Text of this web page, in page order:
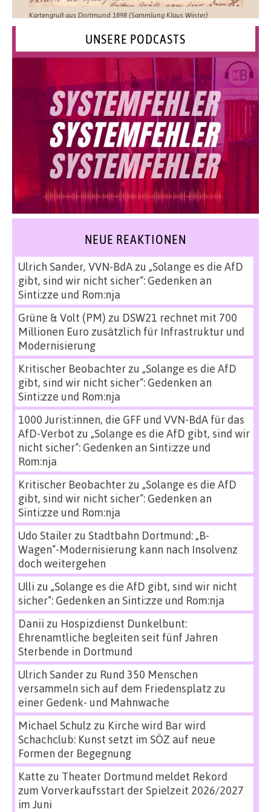
Kartengruß aus Dortmund 1898 (Sammlung Klaus Winter)
UNSERE PODCASTS
NEUE REAKTIONEN
Ulrich Sander, VVN-BdAzu „Solange es die AfD
gibt, sind wir nicht sicher“: Gedenken an
Sinti:zze und Rom:nja
Grüne & Volt (PM) zu DSW21 rechnet mit 700
Millionen Euro zusätzlich für Infrastruktur und
Modernisierung
Kritischer Beobachterzu „Solange es die AfD
gibt, sind wir nicht sicher“: Gedenken an
Sinti:zze und Rom:nja
1000 Jurist:innen, die GFF und VVN-BdA für das
AfD-Verbot zu „Solange es die AfD gibt, sind wir
nicht sicher“: Gedenken an Sinti:zze und
Rom:nja
Kritischer Beobachterzu „Solange es die AfD
gibt, sind wir nicht sicher“: Gedenken an
Sinti:zze und Rom:nja
Udo Stailerzu Stadtbahn Dortmund: „B-
Wagen“-Modernisierung kann nach Insolvenz
doch weitergehen
Ulli zu „Solange es die AfD gibt, sind wir nicht
sicher“: Gedenken an Sinti:zze und Rom:nja
Danii zu Hospizdienst Dunkelbunt:
Ehrenamtliche begleiten seit fünf Jahren
Sterbende in Dortmund
Ulrich Sanderzu Rund 350 Menschen
versammeln sich auf dem Friedensplatz zu
einer Gedenk- und Mahnwache
Michael Schulz zu Kirche wird Bar wird
Schachclub: Kunst setzt im SÖZ auf neue
Formen der Begegnung
Katte zu Theater Dortmund meldet Rekord
zum Vorverkaufsstart der Spielzeit 2026/2027
im Juni